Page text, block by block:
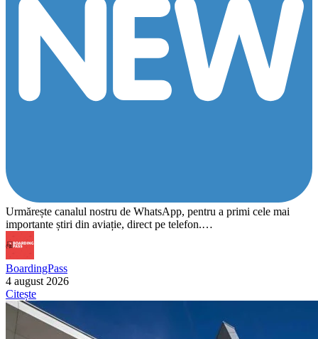
Urmărește canalul nostru de WhatsApp, pentru a primi cele mai
importante știri din aviație, direct pe telefon.…
BoardingPass
4 august 2026
Citește